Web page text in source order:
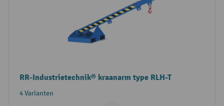
RR-Industrietechnik® kraanarm type RLH-T
4 Varianten